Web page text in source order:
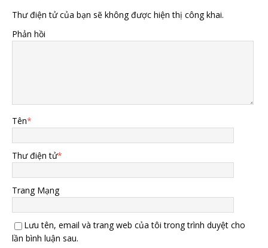
Thư điện tử của bạn sẽ không được hiện thị công khai.
Phản hồi
Tên*
Thư điện tử*
Trang Mạng
Lưu tên, email và trang web của tôi trong trình duyệt cho
lần bình luận sau.